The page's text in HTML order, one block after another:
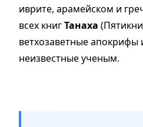
иврите, арамейском и
всех книгТанаха
ветхозаветные апокрифы
неизвестные ученым.